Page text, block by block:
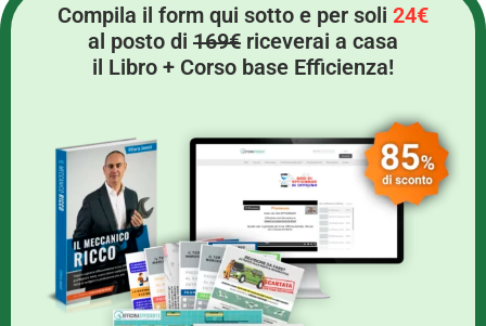
Compila il form qui sotto e per soli 24€
al posto di 169€ riceverai a casa
il Libro + Corso base Efficienza!